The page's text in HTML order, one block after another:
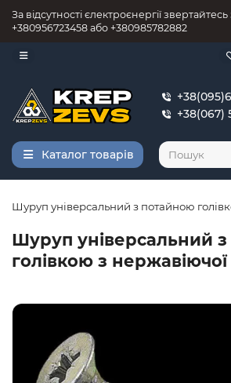
За відсутності єлектроєнергії
+380956723458 або +380985782882
+38(067)
Каталог товарів
Шуруп універсальний з потайною
Шуруп універсальний
голівкою з нержавіючої